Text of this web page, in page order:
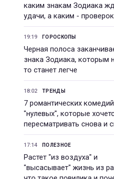
каким знакам Зодиака
удачи, а каким - проверок
19:19 ГОРОСКОПЫ
Черная полоса
знака Зодиака, которым
то станет легче
18:02 ТРЕНДЫ
7 романтических комедий
"нулевых", которые
пересматривать снова и
17:14 ПОЛЕЗНОЕ
Растет "из воздуха" и
"высасывает" жизнь из